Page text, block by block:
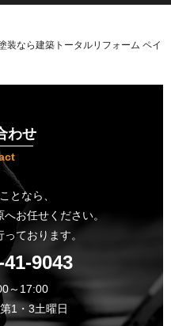
装なら建築トータルリフォーム ペイ
わせ
となら、
お任せください。
ております。
41-9043
～17:00
1・3土曜日